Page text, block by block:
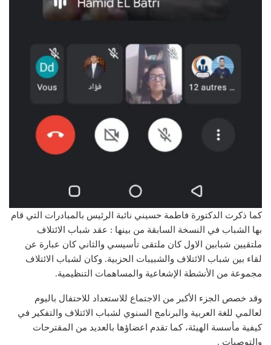
كما ذكرت الدكتورة فاطمة حسيني نائبة الرئيس بالمبادرات التي قام
بها الشباب في النسخة السابقة من بينها : عقد شباب الائتلاف
ملتقيين شبابين الاول كان ملتقى تأسيسي والثاني كان عبارة عن
لقاء بين شباب الائتلاف والشبيبات الحزبية. وكان لشباب الائتلاف
مجموعة من الأنشطة الإشعاعية والمساهمات التنظيمية.
وقد خصص الجزء الأكبر من الاجتماع للاستعداد للاحتفال باليوم
لعالمي للغة العربية والبرنامج السنوي لشباب الائتلاف والتفكير في
كيفية مأسسة الهيئة، كما تقدم اعضاؤها بالعديد من المقترحات
والتوصيات .